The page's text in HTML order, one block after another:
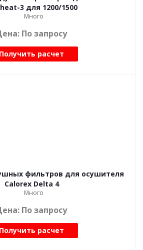
3 для 1200/1500
Много
По запросу
Получить расчет
фильтров для осушителя
Calorex Delta 4
Много
По запросу
Получить расчет